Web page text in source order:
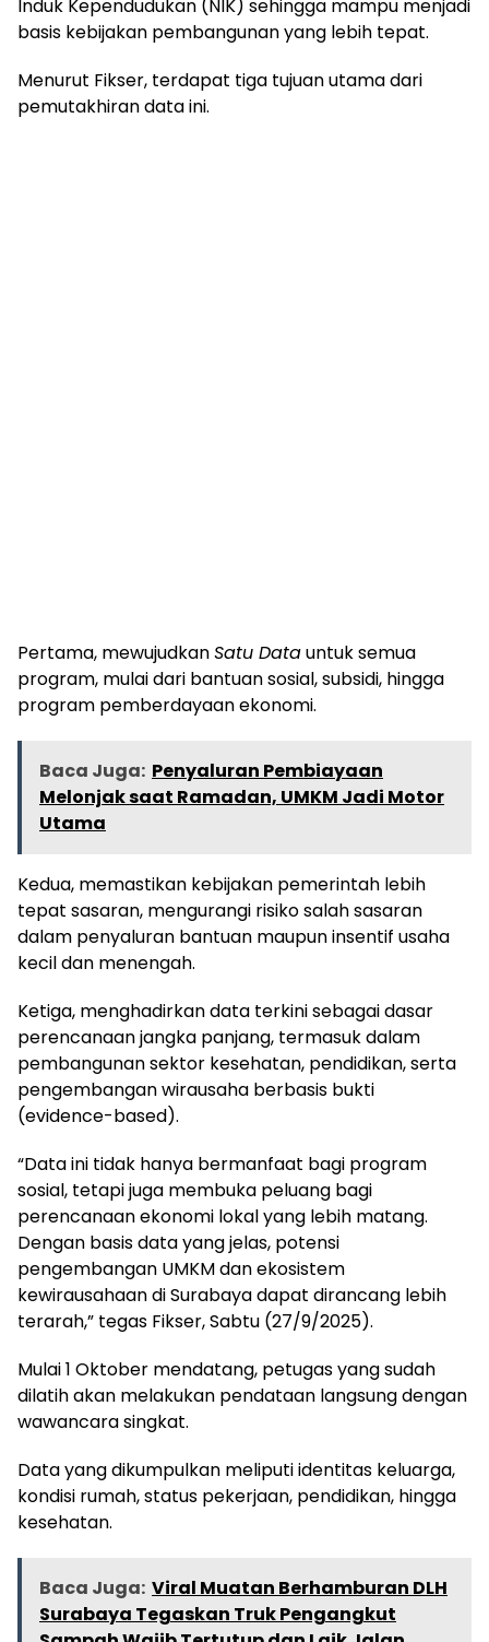
Induk Kependudukan (NIK) sehingga mampu menjadi
basis kebijakan pembangunan yang lebih tepat.
Menurut Fikser, terdapat tiga tujuan utama dari
pemutakhiran data ini.
Pertama, mewujudkanSatu Datauntuk semua
program, mulai dari bantuan sosial, subsidi, hingga
program pemberdayaan ekonomi.
Baca Juga: Penyaluran Pembiayaan
Melonjak saat Ramadan, UMKM Jadi Motor
Utama
Kedua, memastikan kebijakan pemerintah lebih
tepat sasaran, mengurangi risiko salah sasaran
dalam penyaluran bantuan maupun insentif usaha
kecil dan menengah.
Ketiga, menghadirkan data terkini sebagai dasar
perencanaan jangka panjang, termasuk dalam
pembangunan sektor kesehatan, pendidikan, serta
pengembangan wirausaha berbasis bukti
(evidence-based).
“Data ini tidak hanya bermanfaat bagi program
sosial, tetapi juga membuka peluang bagi
perencanaan ekonomi lokal yang lebih matang.
Dengan basis data yang jelas, potensi
pengembangan UMKM dan ekosistem
kewirausahaan di Surabaya dapat dirancang lebih
terarah,” tegas Fikser, Sabtu (27/9/2025).
Mulai 1 Oktober mendatang, petugas yang sudah
dilatih akan melakukan pendataan langsung dengan
wawancara singkat.
Data yang dikumpulkan meliputi identitas keluarga,
kondisi rumah, status pekerjaan, pendidikan, hingga
kesehatan.
Baca Juga: Viral Muatan Berhamburan DLH
Surabaya Tegaskan Truk Pengangkut